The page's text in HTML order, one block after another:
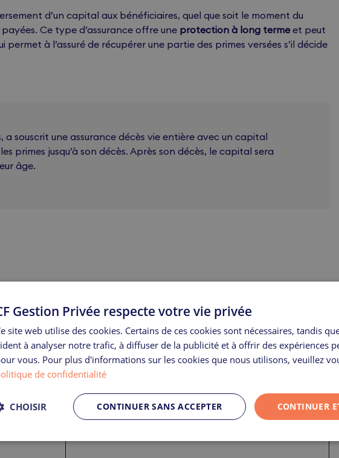
d’un capital aux bénéficiaires, quel que soit le moment du
Ce type d’assurance offre une protection à long termeet peut
permet à l’assuré de récupérer une partie des primes versées s’il décide
souscrit une assurance décès vie entière avec un capital
primes jusqu’à son décès. Après son décès, le capital sera
âge.
définie,
Couverture de l’assuré sans limitation de durée
couverture
Capital versé aux bénéficiaires au décès de l’assuré
Gestion Privée respecte votre vie privée
site web utilise des cookies. Certains de ces cookies sont nécessaires, tandis
à analyser notre trafic, à diffuser de la publicité et à offrir des expériences
vous. Pour plus d'informations sur les cookies que nous utilisons, veuillez
de confidentialité
CONTINUER
CONTINUER SANS ACCEPTER
CHOISIR